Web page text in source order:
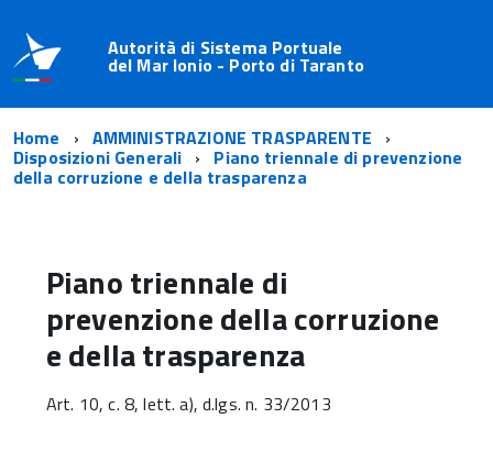
Autorità di Sistema Portuale
del Mar Ionio - Porto di Taranto
Home AMMINISTRAZIONE TRASPARENTE
Disposizioni Generali Piano triennale di prevenzione
della corruzione e della trasparenza
Piano triennale di
prevenzione della corruzione
e della trasparenza
Art. 10, c. 8, lett. a), d.lgs. n. 33/2013